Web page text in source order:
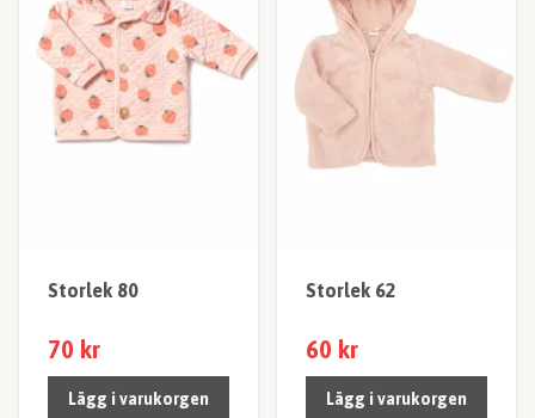
Storlek 80
70 kr
Lägg i varukorgen
Storlek 62
60 kr
Lägg i varukorgen